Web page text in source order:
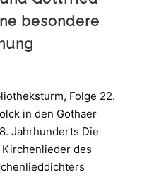
besondere
Folge 22.
in den Gothaer
Jahrhunderts Die
des